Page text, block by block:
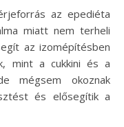
az epediéta
miatt nem terheli
az izomépítésben
mint a cukkini és a
mégsem okoznak
és elősegítik a